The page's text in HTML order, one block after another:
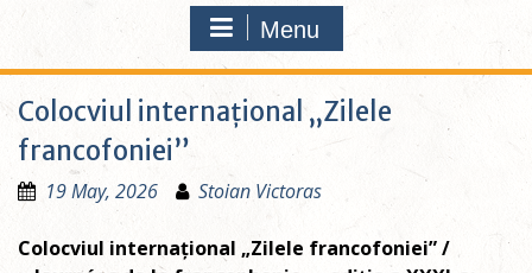
Menu
Colocviul internațional „Zilele
francofoniei”
19 May, 2026 Stoian Victoras
Colocviul internațional „Zilele francofoniei” /